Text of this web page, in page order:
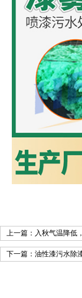
上一篇： 入秋气温降低
下一篇： 油性漆污水除